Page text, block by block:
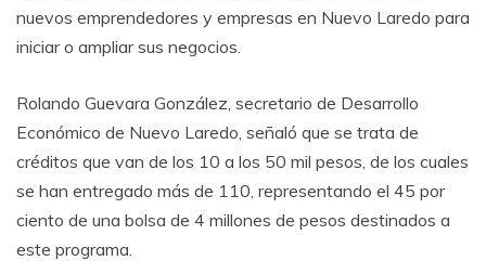
nuevos emprendedores y empresas en Nuevo Laredo para
iniciar o ampliar sus negocios.
Rolando Guevara González, secretario de Desarrollo
Económico de Nuevo Laredo, señaló que se trata de
créditos que van de los 10 a los 50 mil pesos, de los cuales
se han entregado más de 110, representando el 45 por
ciento de una bolsa de 4 millones de pesos destinados a
este programa.